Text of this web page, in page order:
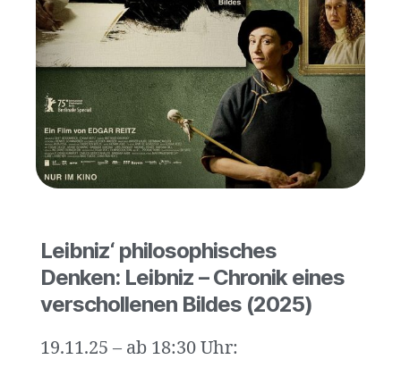
Leibniz‘ philosophisches
Denken: Leibniz – Chronik eines
verschollenen Bildes (2025)
19.11.25 – ab 18:30 Uhr: